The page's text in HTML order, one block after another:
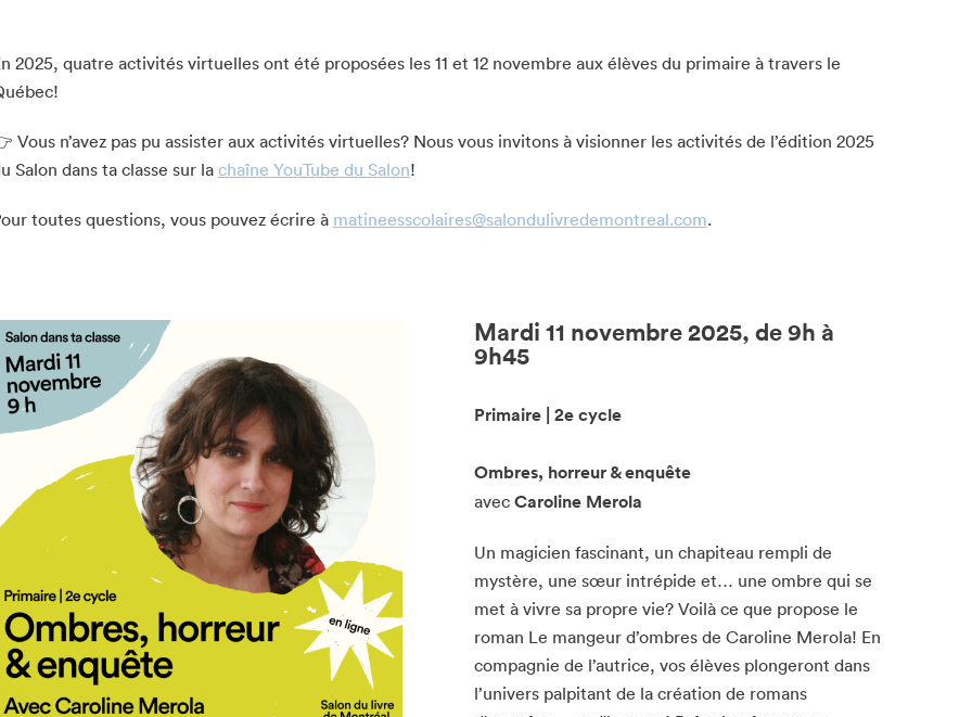
2025, quatre activités virtuelles ont été proposées les 11 et 12 novembre aux élèves du primaire à travers le
Vous n’avez pas pu assister aux activités virtuelles? Nous vous invitons à visionner les activités de l’édition 2025
Salon dans ta classe sur lachaîne YouTube du Salon!
toutes questions, vous pouvez écrire à matineesscolaires@salondulivredemontreal.com.
Mardi 11 novembre 2025, de 9h à
9h45
Primaire | 2e cycle
Ombres, horreur & enquête
avec Caroline Merola
Un magicien fascinant, un chapiteau rempli de
mystère, une sœur intrépide et… une ombre qui se
met à vivre sa propre vie? Voilà ce que propose le
roman Le mangeur d’ombres de Caroline Merola! En
compagnie de l’autrice, vos élèves plongeront dans
l’univers palpitant de la création de romans